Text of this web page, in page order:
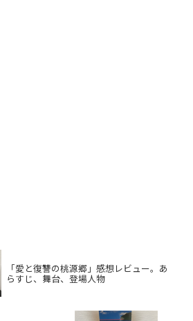
「愛と復讐の桃源郷」感想レビュー。あ
らすじ、舞台、登場人物